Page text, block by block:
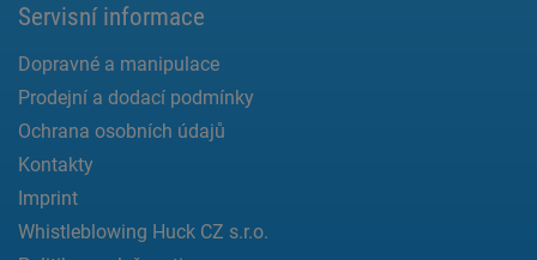
Servisní informace
Dopravné a manipulace
Prodejní a dodací podmínky
Ochrana osobních údajů
Kontakty
Imprint
Whistleblowing Huck CZ s.r.o.